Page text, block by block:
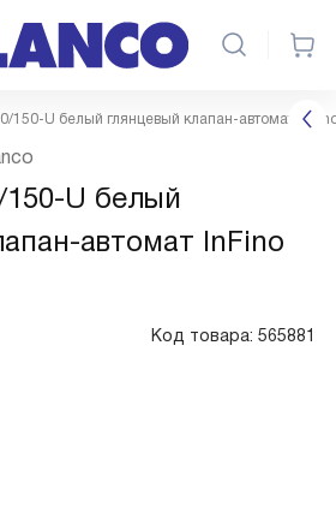
150-U белый глянцевый клапан-автомат
Код товара: 565881
150-U белый
автомат InFino